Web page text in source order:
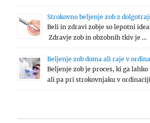
Strokovno beljenje zob z
Beli in zdravi zobje so lepotni
Zdravje zob in obzobnih tkiv je …
Beljenje zob doma ali raje v
Beljenje zob je proces, ki ga
ali pa pri strokovnjaku v